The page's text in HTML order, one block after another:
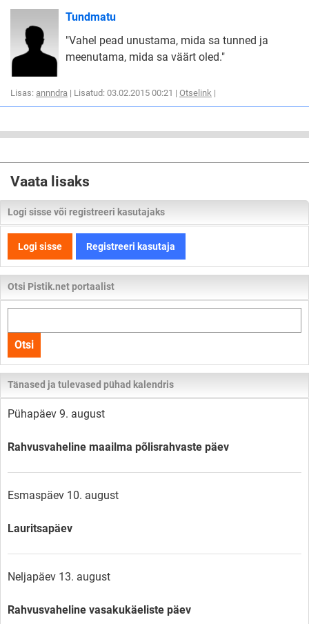
Tundmatu
"Vahel pead unustama, mida sa tunned ja
meenutama, mida sa väärt oled."
Lisas: annndra | Lisatud: 03.02.2015 00:21 | Otselink |
Vaata lisaks
Logi sisse või registreeri kasutajaks
Logi sisse Registreeri kasutaja
Otsi Pistik.net portaalist
kogu
lehelt
Otsi
Tänased ja tulevased pühad kalendris
Pühapäev 9. august
Rahvusvaheline maailma põlisrahvaste päev
Esmaspäev 10. august
Lauritsapäev
Neljapäev 13. august
Rahvusvaheline vasakukäeliste päev